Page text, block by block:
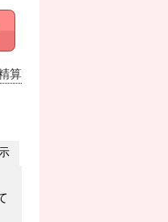
算